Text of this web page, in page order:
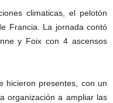
climaticas, el pelotón
Francia. La jornada contó
y Foix con 4 ascensos
hicieron presentes, con un
organización a ampliar las